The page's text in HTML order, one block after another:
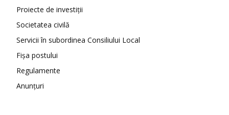
Proiecte de investiții
Societatea civilă
Servicii în subordinea Consiliului Local
Fișa postului
Regulamente
Anunțuri